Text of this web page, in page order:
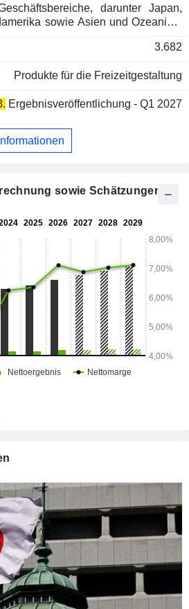
darunter Japan,
sowie Asien und Ozeanien.
von Sportanlagen, im
Lifestyle-Produkten und
Bau von Sportanlagen tätig.
3.682
Produkte für die Freizeitgestaltung
Ergebnisveröffentlichung - Q1 2027
sowie Schätzungen